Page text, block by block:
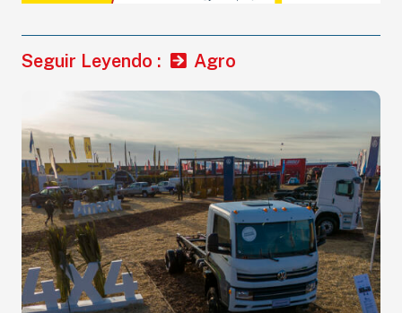
Seguir Leyendo : Agro